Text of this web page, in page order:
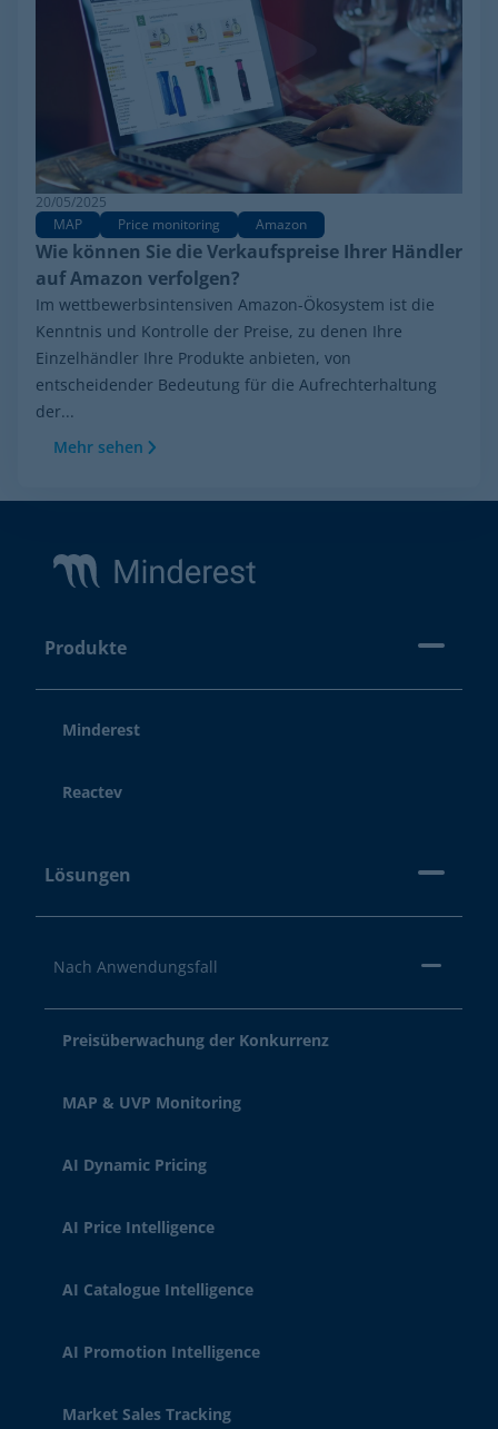
20/05/2025
MAP
Price monitoring Amazon
Wie können Sie die Verkaufspreise Ihrer Händler
auf Amazon verfolgen?
Im wettbewerbsintensiven Amazon-Ökosystem ist die
Kenntnis und Kontrolle der Preise, zu denen Ihre
Einzelhändler Ihre Produkte anbieten, von
entscheidender Bedeutung für die Aufrechterhaltung
der...
Mehr sehen
Produkte
Minderest
Reactev
Lösungen
Nach Anwendungsfall
Preisüberwachung der Konkurrenz
MAP & UVP Monitoring
AI Dynamic Pricing
AI Price Intelligence
AI Catalogue Intelligence
AI Promotion Intelligence
Market Sales Tracking